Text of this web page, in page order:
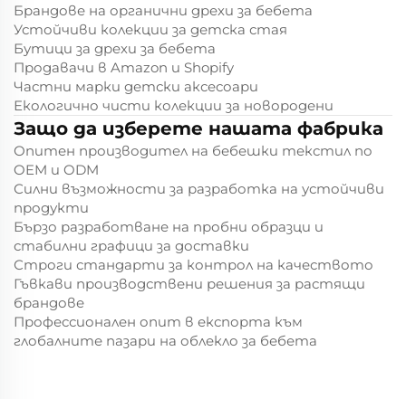
Брандове на органични дрехи за бебета
Устойчиви колекции за детска стая
Бутици за дрехи за бебета
Продавачи в Amazon и Shopify
Частни марки детски аксесоари
Екологично чисти колекции за новородени
Защо да изберете нашата фабрика
Опитен производител на бебешки текстил по
OEM и ODM
Силни възможности за разработка на устойчиви
продукти
Бързо разработване на пробни образци и
стабилни графици за доставки
Строги стандарти за контрол на качеството
Гъвкави производствени решения за растящи
брандове
Профессионален опит в експорта към
глобалните пазари на облекло за бебета